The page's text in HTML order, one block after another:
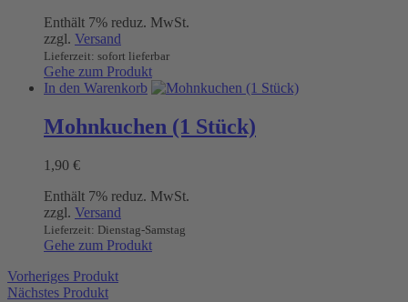
Enthält 7% reduz. MwSt.
zzgl. Versand
Lieferzeit: sofort lieferbar
Gehe zum Produkt
In den Warenkorb
Mohnkuchen (1 Stück)
1,90 €
Enthält 7% reduz. MwSt.
zzgl. Versand
Lieferzeit: Dienstag-Samstag
Gehe zum Produkt
Vorheriges Produkt
Nächstes Produkt